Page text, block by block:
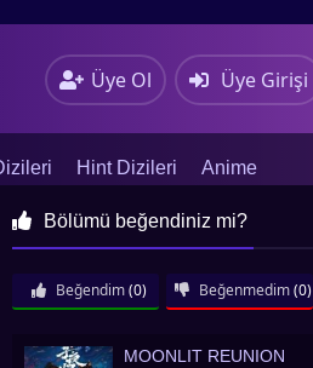
Üye Ol Üye Girişi
Hint Dizileri Anime
Bölümü beğendiniz mi?
Beğendim (0) Beğenmedim (0)
Moonlit Reunion 2025 Çin
MOONLIT REUNION